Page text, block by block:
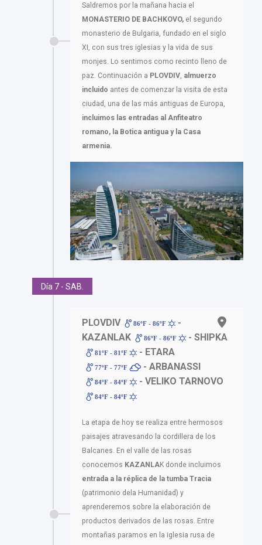
Saldremos por la mañana hacia el
MONASTERIO DE BACHKOVO, el segundo
monasterio de Bulgaria, fundado en el siglo
XI, con sus tres iglesias y la vida de sus
monjes. Lo sentimos como recinto lleno de
paz. Continuación a PLOVDIV, almuerzo
incluido antes de comenzar la visita de esta
ciudad, una de las más antiguas de Europa,
incluimos las entradas al Anfiteatro
romano, la Botica antigua y la Casa
armenia.
Día 7 - SAB.
PLOVDIV 86ºF - 86ºF
-
KAZANLAK
86ºF - 86ºF - SHIPKA
81ºF - 81ºF - ETARA
77ºF - 77ºF - ARBANASSI
84ºF - 84ºF - VELIKO TARNOVO
84ºF - 84ºF
La etapa de hoy se realiza entre hermosos
paisajes atravesando la cordillera de los
Balcanes. En el valle de las rosas
conocemos KAZANLAK donde incluimos
entrada a la réplica de la tumba Tracia
(patrimonio dela Humanidad) y
aprenderemos sobre la elaboración de
productos derivados de las rosas. Entre
montañas paramos en la iglesia rusa de